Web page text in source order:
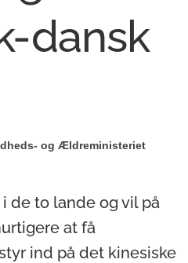
dansk
og Ældreministeriet
de to lande og vil på
at få
ind på det kinesiske